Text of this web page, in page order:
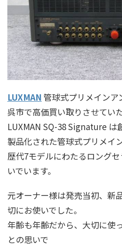
LUXMAN 管球式プリメイン
呉市で高価買い取りさせてい
LUXMAN SQ-38 Signature は
製品化された管球式プリメイ
歴代7モデルにわたるロング
いでいます。
元オーナー様は発売当初、新
切にお使いでした。
年齢も年齢だから、大切に使
との思いで